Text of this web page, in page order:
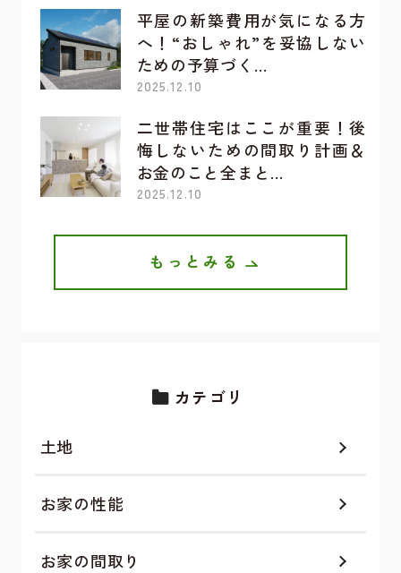
平屋の新築費用が気になる方
へ！“おしゃれ”を妥協しない
ための予算づく…
2025.12.10
二世帯住宅はここが重要！後
悔しないための間取り計画＆
お金のこと全まと…
2025.12.10
もっとみる
カテゴリ
土地
お家の性能
お家の間取り